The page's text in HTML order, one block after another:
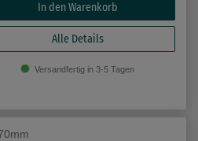
In den Warenkorb
Alle Details
Versandfertig in 3-5 Tagen